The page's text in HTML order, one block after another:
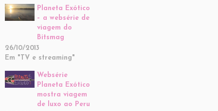
Planeta Exótico
– a websérie de
viagem do
Bitsmag
26/10/2013
Em "TV e streaming"
Websérie
Planeta Exótico
mostra viagem
de luxo ao Peru